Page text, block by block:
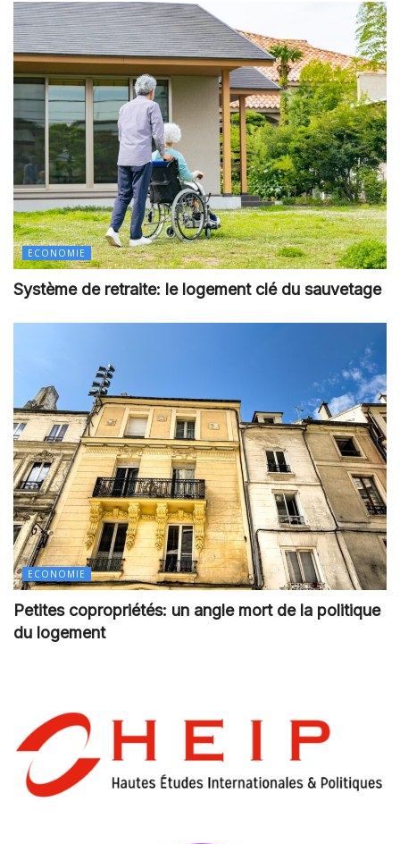
ECONOMIE
Système de retraite: le logement clé du sauvetage
ECONOMIE
Petites copropriétés: un angle mort de la politique
du logement